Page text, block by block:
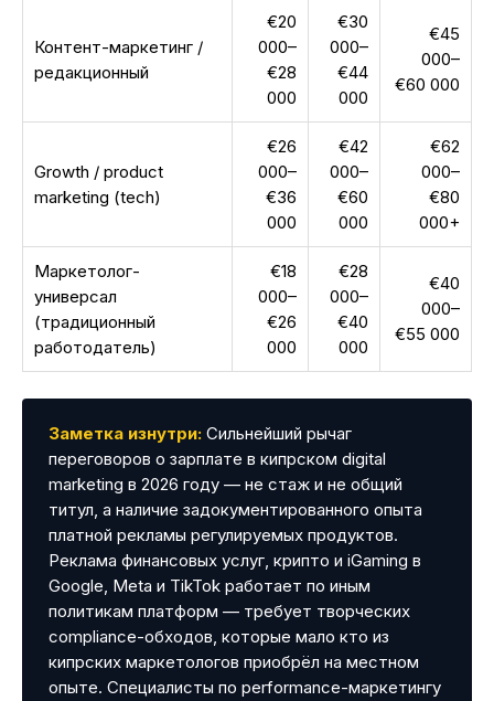
Контент-маркетинг /
редакционный
€20
000–
€28
000
€30
000–
€44
000
€45
000–
€60 000
Growth / product
marketing (tech)
€26
000–
€36
000
€42
000–
€60
000
€62
000–
€80
000+
Маркетолог-
универсал
(традиционный
работодатель)
€18
000–
€26
000
€28
000–
€40
000
€40
000–
€55 000
Заметка изнутри: Сильнейший рычаг
переговоров о зарплате в кипрском digital
marketing в 2026 году — не стаж и не общий
титул, а наличие задокументированного опыта
платной рекламы регулируемых продуктов.
Реклама финансовых услуг, крипто и iGaming в
Google, Meta и TikTok работает по иным
политикам платформ — требует творческих
compliance-обходов, которые мало кто из
кипрских маркетологов приобрёл на местном
опыте. Специалисты по performance-маркетингу